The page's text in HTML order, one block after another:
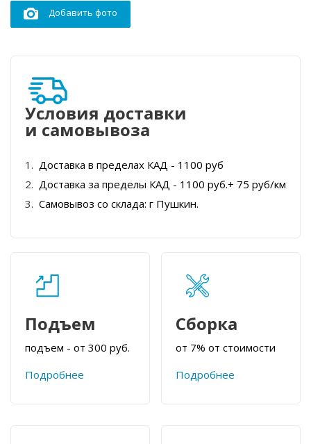
Добавить фото
Условия доставки
и самовывоза
Доставка в пределах КАД - 1100 руб
Доставка за пределы КАД - 1100 руб.+ 75 руб/км
Самовывоз со склада: г Пушкин.
Подъем
подъем - от 300 руб.
Подробнее
Сборка
от 7% от стоимости
Подробнее